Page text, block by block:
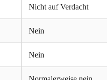
Nicht auf Verdacht
Nein
Nein